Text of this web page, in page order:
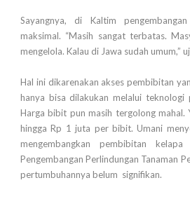
Sayangnya, di Kaltim
maksimal. “Masih sangat terbatas.
mengelola. Kalau di Jawa sudah umum,”
Hal ini dikarenakan akses pembibitan
hanya bisa dilakukan melalui teknologi
Harga bibit pun masih tergolong mahal.
hingga Rp 1 juta per bibit. Umani
mengembangkan pembibitan
Pengembangan Perlindungan Tanaman
pertumbuhannya belum signifikan.